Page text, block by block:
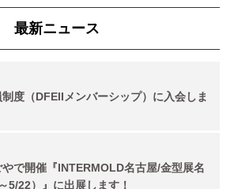
最新ニュース
度（DFEIIメンバーシップ）に入会しま
で開催『INTERMOLD名古屋/金型展名
5/22）』に出展します！